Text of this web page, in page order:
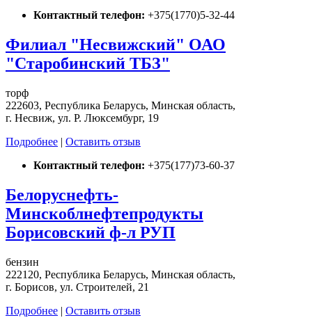
Контактный телефон: +375(1770)5-32-44
Филиал "Несвижский" ОАО
"Старобинский ТБЗ"
торф
222603, Республика Беларусь, Минская область,
г. Несвиж, ул. Р. Люксембург, 19
Подробнее | Оставить отзыв
Контактный телефон: +375(177)73-60-37
Белоруснефть-
Минскоблнефтепродукты
Борисовский ф-л РУП
бензин
222120, Республика Беларусь, Минская область,
г. Борисов, ул. Строителей, 21
Подробнее | Оставить отзыв